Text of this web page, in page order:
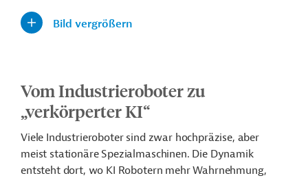
Bild vergrößern
Vom Industrieroboter zu
„verkörperter KI“
Viele Industrieroboter sind zwar hochpräzise, aber
meist stationäre Spezialmaschinen. Die Dynamik
entsteht dort, wo KI Robotern mehr Wahrnehmung,